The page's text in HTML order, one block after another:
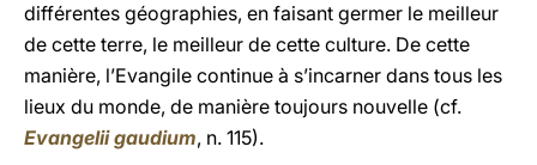
différentes géographies, en faisant germer le meilleur
de cette terre, le meilleur de cette culture. De cette
manière, l’Evangile continue à s’incarner dans tous les
lieux du monde, de manière toujours nouvelle (cf.
Evangelii gaudium, n. 115).